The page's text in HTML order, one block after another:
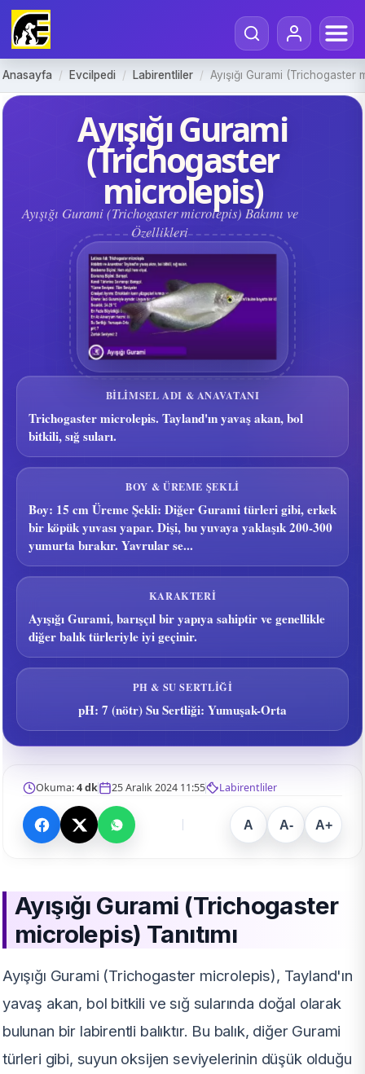
Anasayfa / Evcilpedi / Labirentliler / Ayışığı Gurami (Trichogaster
Ayışığı Gurami
(Trichogaster
microlepis)
Ayışığı Gurami (Trichogaster microlepis) Bakımı ve
Özellikleri
BILIMSEL ADI & ANAVATANI
Trichogaster microlepis. Tayland'ın yavaş akan, bol
bitkili, sığ suları.
BOY & ÜREME ŞEKLI
Boy: 15 cm Üreme Şekli: Diğer Gurami türleri gibi, erkek
bir köpük yuvası yapar. Dişi, bu yuvaya yaklaşık 200-300
yumurta bırakır. Yavrular se...
KARAKTERI
Ayışığı Gurami, barışçıl bir yapıya sahiptir ve genellikle
diğer balık türleriyle iyi geçinir.
PH & SU SERTLIĞI
pH: 7 (nötr) Su Sertliği: Yumuşak-Orta
Okuma:4 dk 25 Aralık 2024 11:55 Labirentliler
A A- A+
Ayışığı Gurami (Trichogaster
microlepis) Tanıtımı
Ayışığı Gurami (Trichogaster microlepis), Tayland'ın
yavaş akan, bol bitkili ve sığ sularında doğal olarak
bulunan bir labirentli balıktır. Bu balık, diğer Gurami
türleri gibi, suyun oksijen seviyelerinin düşük olduğu